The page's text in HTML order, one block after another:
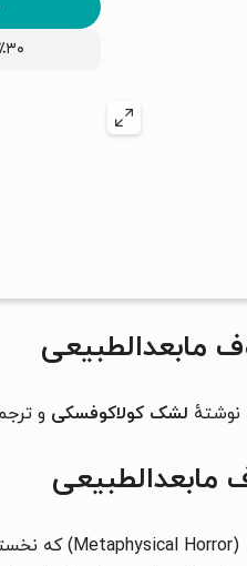
٪۳۰ تخفیف اولین خرید
مابعدالطبیعی
نوشتهٔ لشک کولاکوفسکی و
مابعدالطبیعی